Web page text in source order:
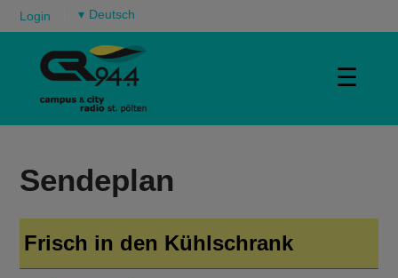
Login ▾
☰
Sendeplan
Frisch in den Kühlschrank